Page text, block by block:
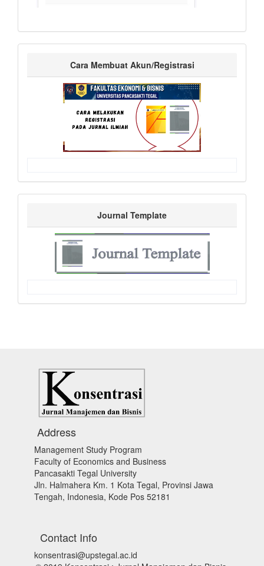
Cara Membuat Akun/Registrasi
Journal Template
Address
Management Study Program
Faculty of Economics and Business
Pancasakti Tegal University
Jln. Halmahera Km. 1 Kota Tegal, Provinsi Jawa
Tengah, Indonesia, Kode Pos 52181
Contact Info
konsentrasi@upstegal.ac.id